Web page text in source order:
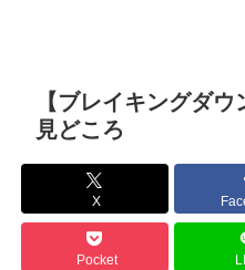
【ブレイキングダ
見どころ
X
Pocket